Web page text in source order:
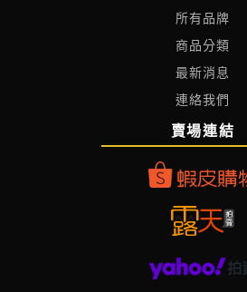
所有品牌
商品分類
最新消息
連絡我們
賣場連結